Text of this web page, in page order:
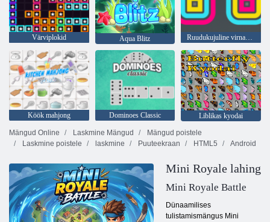
Värviplokid Aqua Blitz Ruudukujuline virnastaja
Köök mahjong Dominoes Classic
Liblikas kyodai
Mängud Online
Laskmine Mängud
Mängud poistele
Laskmine poistele
laskmine Puuteekraan HTML5 Android
Mini Royale lahing
Mini Royale Battle
Dünaamilises
tulistamismängus Mini